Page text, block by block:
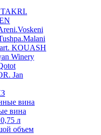
KOUASH
Winery
Jan
вина
вина
л
объем